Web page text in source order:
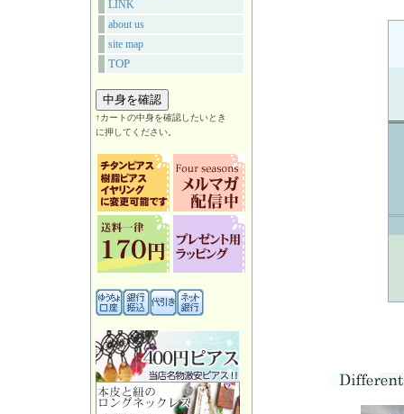
LINK
about us
site map
TOP
↑カートの中身を確認したいとき
に押してください。